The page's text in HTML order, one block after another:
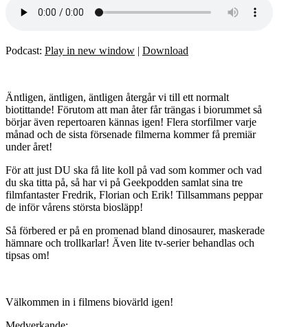
Podcast: Play in new window | Download
Äntligen, äntligen, äntligen återgår vi till ett normalt
biotittande! Förutom att man åter får trängas i biorummet så
börjar även repertoaren kännas igen! Flera storfilmer varje
månad och de sista försenade filmerna kommer få premiär
under året!
För att just DU ska få lite koll på vad som kommer och vad
du ska titta på, så har vi på Geekpodden samlat sina tre
filmfantaster Fredrik, Florian och Erik! Tillsammans peppar
de inför vårens största biosläpp!
Så förbered er på en promenad bland dinosaurer, maskerade
hämnare och trollkarlar! Även lite tv-serier behandlas och
tipsas om!
Välkommen in i filmens biovärld igen!